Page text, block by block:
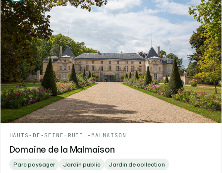
HAUTS-DE-SEINE - RUEIL-MALMAISON
Domaine de la Malmaison
Parc paysager Jardin public Jardin de collection